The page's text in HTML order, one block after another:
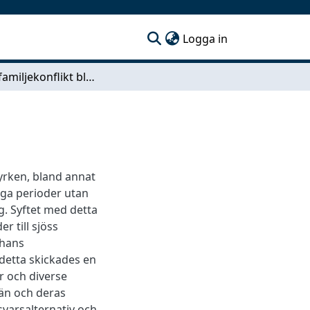
Logga in
Arbete-familjekonflikt bland sjömän?
bland annat
perioder utan
Syftet med detta
till sjöss
skickades en
och diverse
och deras